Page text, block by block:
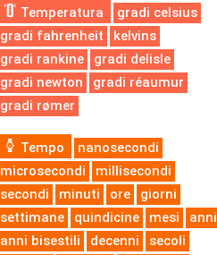
Temperatura
gradi celsius
gradi fahrenheit
kelvins
gradi rankine
gradi delisle
gradi newton
gradi réaumur
gradi rømer
Tempo
nanosecondi
microsecondi
millisecondi
secondi
minuti ore
giorni
settimane
quindicine mesi
anni
anni bisestili
decenni
secoli